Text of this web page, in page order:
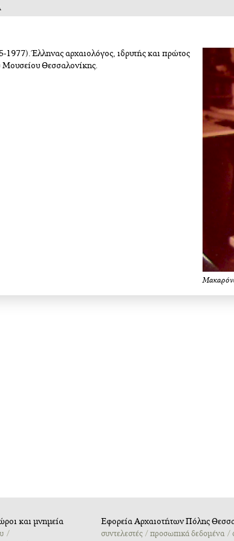
Έλληνας αρχαιολόγος, ιδρυτής και πρώτος
Μουσείου Θεσσαλονίκης.
και μνημεία
Εφορεία Αρχαιοτήτων Πόλης
συντελεστές
προσωπικά δεδομένα